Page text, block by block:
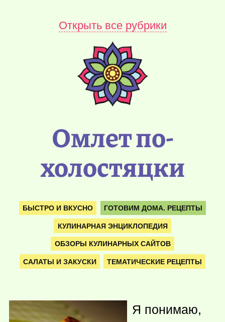
Открыть все рубрики
Омлет по-
холостяцки
БЫСТРО И ВКУСНО ГОТОВИМ ДОМА. РЕЦЕПТЫ
КУЛИНАРНАЯ ЭНЦИКЛОПЕДИЯ
ОБЗОРЫ КУЛИНАРНЫХ САЙТОВ
САЛАТЫ И ЗАКУСКИ ТЕМАТИЧЕСКИЕ РЕЦЕПТЫ
Я понимаю,